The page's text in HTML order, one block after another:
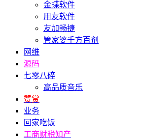
金蝶软件
用友软件
友加畅捷
管家婆千方百剂
网维
源码
七零八碎
高品质音乐
赞赏
业务
回家吃饭
工商财税知产